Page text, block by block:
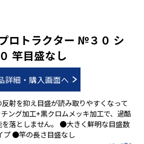
ロトラクター №３０ シ
竿目盛なし
詳細・購入画面へ
射を抑え目盛が読み取りやすくなって
ング加工+黒クロムメッキ加工で、過酷
落としません。 ●大きく鮮明な目盛数
プ ●竿の長さ目盛なし